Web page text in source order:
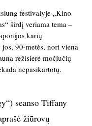
festivalyje „Kino
širdį veriama tema –
karių
90-metės, nori viena
režisierėmočiučių
nepasikartotų.
seanso Tiffany
žiūrovų